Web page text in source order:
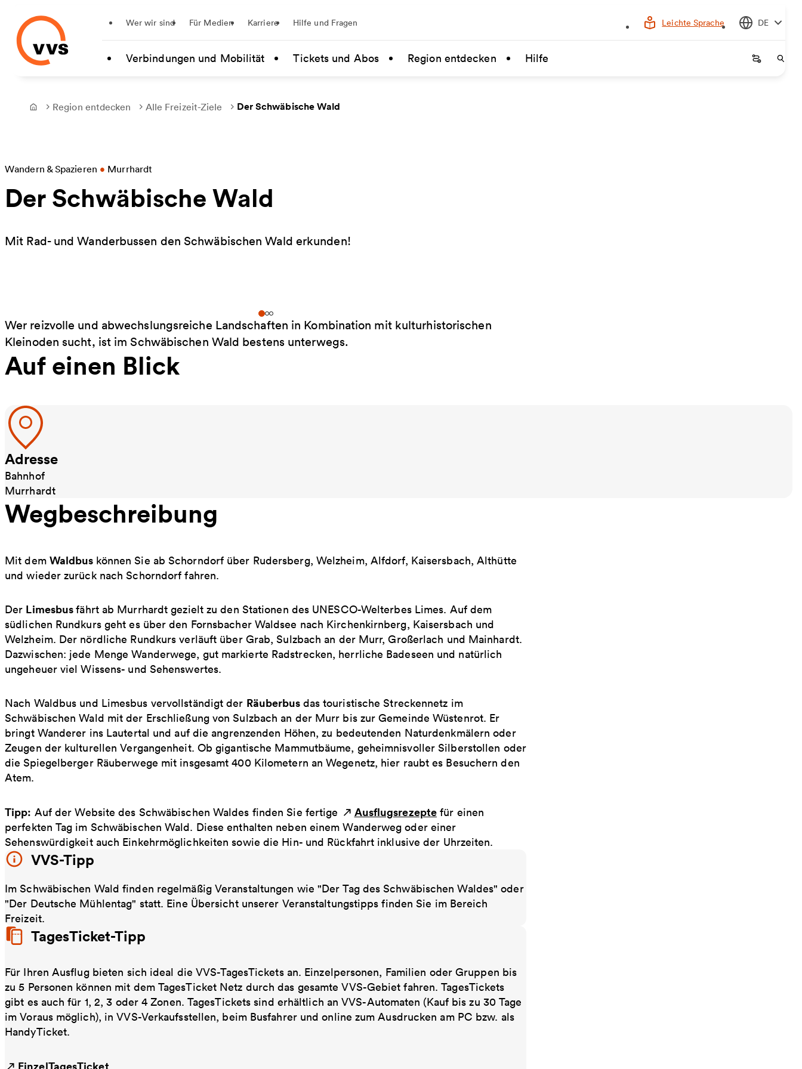
Zum Hauptinhalt springen
Wer wir sind Für Medien Karriere Hilfe und Fragen Leichte Sprache DE
Verbindungen und Mobilität Tickets und Abos Region entdecken Hilfe Startseite
Frontpage
Region entdecken Alle Freizeit-Ziele Der Schwäbische Wald
Wandern & Spazieren • Murrhardt
Der Schwäbische Wald
Mit Rad- und Wanderbussen den Schwäbischen Wald erkunden!
Wer reizvolle und abwechslungsreiche Landschaften in Kombination mit kulturhistorischen
Kleinoden sucht, ist im Schwäbischen Wald bestens unterwegs.
Auf einen Blick
Adresse
Bahnhof
Murrhardt
Wegbeschreibung
Mit dem Waldbus können Sie ab Schorndorf über Rudersberg, Welzheim, Alfdorf, Kaisersbach, Althütte
und wieder zurück nach Schorndorf fahren.
Der Limesbusfährt ab Murrhardt gezielt zu den Stationen des UNESCO-Welterbes Limes. Auf dem
südlichen Rundkurs geht es über den Fornsbacher Waldsee nach Kirchenkirnberg, Kaisersbach und
Welzheim. Der nördliche Rundkurs verläuft über Grab, Sulzbach an der Murr, Großerlach und Mainhardt.
Dazwischen: jede Menge Wanderwege, gut markierte Radstrecken, herrliche Badeseen und natürlich
ungeheuer viel Wissens- und Sehenswertes.
Nach Waldbus und Limesbus vervollständigt der Räuberbus das touristische Streckennetz im
Schwäbischen Wald mit der Erschließung von Sulzbach an der Murr bis zur Gemeinde Wüstenrot. Er
bringt Wanderer ins Lautertal und auf die angrenzenden Höhen, zu bedeutenden Naturdenkmälern oder
Zeugen der kulturellen Vergangenheit. Ob gigantische Mammutbäume, geheimnisvoller Silberstollen oder
die Spiegelberger Räuberwege mit insgesamt 400 Kilometern an Wegenetz, hier raubt es Besuchern den
Atem.
Tipp: Auf der Website des Schwäbischen Waldes finden Sie fertige Ausflugsrezepte für einen
perfekten Tag im Schwäbischen Wald. Diese enthalten neben einem Wanderweg oder einer
Sehenswürdigkeit auch Einkehrmöglichkeiten sowie die Hin- und Rückfahrt inklusive der Uhrzeiten.
VVS-Tipp
Im Schwäbischen Wald finden regelmäßig Veranstaltungen wie "Der Tag des Schwäbischen Waldes" oder
"Der Deutsche Mühlentag" statt. Eine Übersicht unserer Veranstaltungstipps finden Sie im Bereich
Freizeit.
TagesTicket-Tipp
Für Ihren Ausflug bieten sich ideal die VVS-TagesTickets an. Einzelpersonen, Familien oder Gruppen bis
zu 5 Personen können mit dem TagesTicket Netz durch das gesamte VVS-Gebiet fahren. TagesTickets
gibt es auch für 1, 2, 3 oder 4 Zonen. TagesTickets sind erhältlich an VVS-Automaten (Kauf bis zu 30 Tage
im Voraus möglich), in VVS-Verkaufsstellen, beim Busfahrer und online zum Ausdrucken am PC bzw. als
HandyTicket.
EinzelTagesTicket